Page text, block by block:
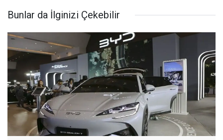
Bunlar da İlginizi Çekebilir